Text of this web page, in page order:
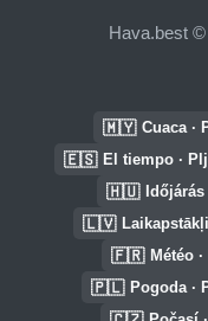
Hava.best ©
🇲🇾 Cuaca ·
🇪🇸 El tiempo ·
🇭🇺
🇱🇻
🇫🇷 Météo
🇵🇱 Pogoda ·